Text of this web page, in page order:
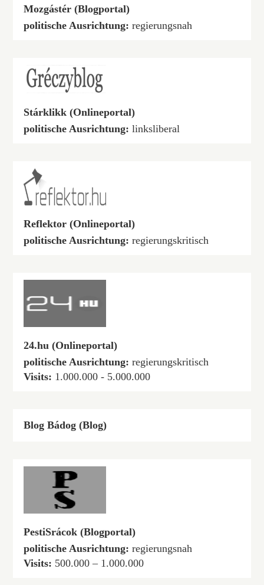
Mozgástér (Blogportal)
politische Ausrichtung: regierungsnah
Stárklikk (Onlineportal)
politische Ausrichtung: linksliberal
Reflektor (Onlineportal)
politische Ausrichtung: regierungskritisch
24.hu (Onlineportal)
politische Ausrichtung: regierungskritisch
Visits: 1.000.000 - 5.000.000
Blog Bádog (Blog)
PestiSrácok (Blogportal)
politische Ausrichtung: regierungsnah
Visits: 500.000 – 1.000.000